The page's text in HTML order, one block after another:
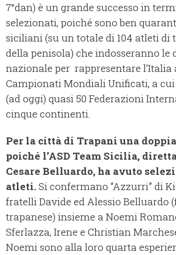
7°dan) è un grande successo in
selezionati, poiché sono ben
siciliani (su un totale di 104 atleti di
della penisola) che indosseranno le
nazionale per rappresentare l’Italia
Campionati Mondiali Unificati, a
(ad oggi) quasi 50 Federazioni
cinque continenti.
Per la città di Trapani una
poiché l’ASD Team Sicilia,
Cesare Belluardo, ha avuto
atleti.Si confermano “Azzurri” di
fratelli Davide ed Alessio Belluardo
trapanese) insieme a Noemi
Sferlazza, Irene e Christian
Noemi sono alla loro quarta